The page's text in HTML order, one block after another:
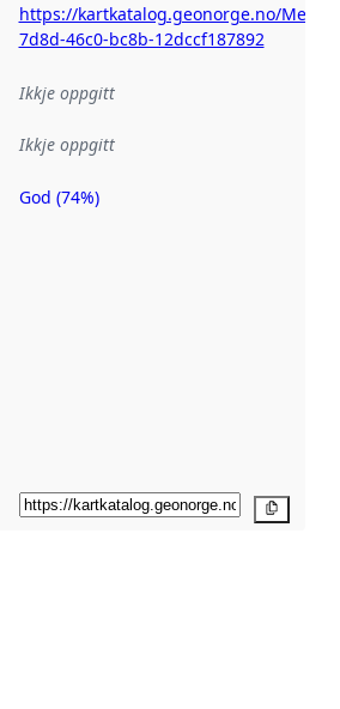
https://kartkatalog.geonorge.no/
7d8d-46c0-bc8b-12dccf187892
Ikkje oppgitt
Ikkje oppgitt
Metadatakvalitet
God (74%)